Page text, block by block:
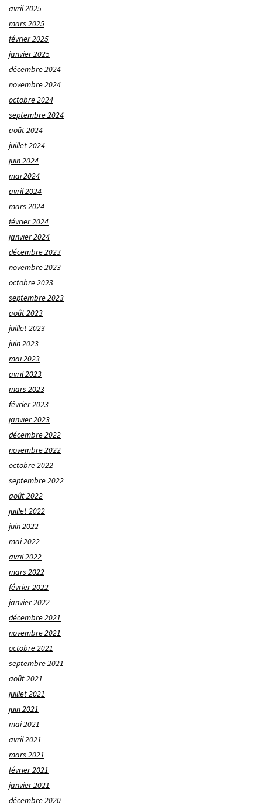
avril 2025
mars 2025
février 2025
janvier 2025
décembre 2024
novembre 2024
octobre 2024
septembre 2024
août 2024
juillet 2024
juin 2024
mai 2024
avril 2024
mars 2024
février 2024
janvier 2024
décembre 2023
novembre 2023
octobre 2023
septembre 2023
août 2023
juillet 2023
juin 2023
mai 2023
avril 2023
mars 2023
février 2023
janvier 2023
décembre 2022
novembre 2022
octobre 2022
septembre 2022
août 2022
juillet 2022
juin 2022
mai 2022
avril 2022
mars 2022
février 2022
janvier 2022
décembre 2021
novembre 2021
octobre 2021
septembre 2021
août 2021
juillet 2021
juin 2021
mai 2021
avril 2021
mars 2021
février 2021
janvier 2021
décembre 2020